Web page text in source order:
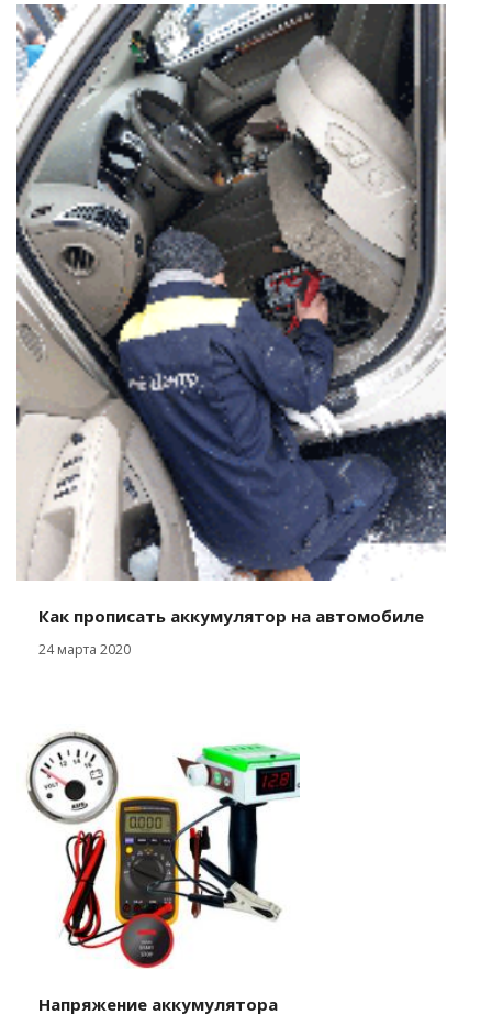
Как прописать аккумулятор на автомобиле
24 марта 2020
Напряжение аккумулятора